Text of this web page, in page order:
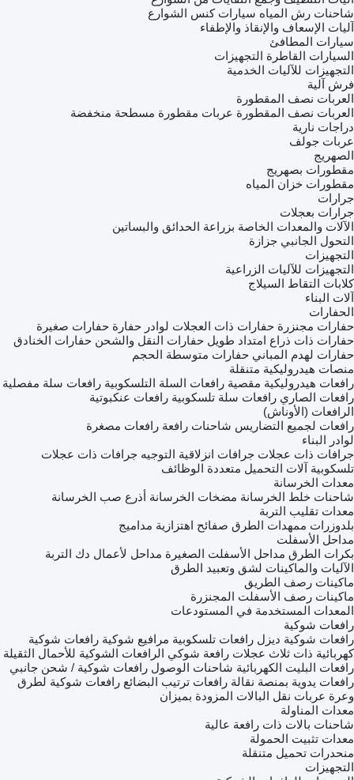
شاحنات رش المياه سيارات كنس الشوارع
آليات الإسعاف والإنقاذ والإطفاء
سيارات المطافئ
السيارات القاطرة التجهيزات
التجهيزات للآليات الخدمية
فرش آلية
العربات نصف المقطورة
العربات نصف المقطورة عربات مقطورة مسطحة منخفضة
دراجات نارية
عربات جولف
الصهريج
مقطورات بصهريج
مقطورات خزان المياه
جرارات
جرارات بعجلات
الآلات والمعدات الخاصة بزراعة الحدائق والبساتين
التحول الجانبي جزازة
التجهيزات
التجهيزات للآليات الزراعية
كلابات التقاط السيلاج
آلات البناء
الحفارات
حفارات مجنزرة حفارات ذات العجلات لوادر حفارة حفارات صغيرة
حفارات ذات ذراع امتداد طويل حفارات النقل والشحن حفارات الخنادق
حفارات لهدم المباني حفارات متوسطة الحجم
منصات هيدروليكية متنقلة
رافعات هيدروليكية مقصية رافعات السلة التلسكوبية رافعات سلة مفصلية
رافعات الصاري رافعات سلة تلسكوبية رافعات عنكبوتية
الرافعات (الأوناش)
رافعات لجميع التضاريس شاحنات رافعة رافعات مصغرة
لوادر البناء
جرافات ذات عجلات جرافات انزلاقية التوجيه جرافات ذات عجلات
تلسكوبية آلات التحميل متعددة الوظائف
معدات الخرسانة
شاحنات خلط الخرسانة مضخات الخرسانة أذرع صب الخرسانة
معدات تقليب التربة
بلدوزرات ممهدات الطرق صفائح اهتزازية مداميج
مداحل الأسفلت
بكرات الطرق مداحل الأسفلت الصغيرة مداحل لأعمال دك التربة
الآليات والماكينات لشق وتعبيد الطرق
ماكينات رصف الطريق
ماكينات رصف الأسفلت المجنزرة
المعدات المستخدمة في المستودعات
رافعات شوكية
رافعات شوكية ديزل رافعات تلسكوبية مرافيع شوكية رافعات شوكية
كهربائية ذات ثلاث عجلات رافعة شوكي الرافعات الشوكية للأحمال الثقيلة
رافعات البليت الكهربائية شاحنات الوصول رافعات شوكية / شحن جانبي
رافعات يدوية بمنصة نقالة رافعات ترتيب البضائع رافعات شوكية لطرق
وعرة عربات نقل البالات المزودة بميزان
معدات المناولة
شاحنات بالات ذات رافعة عالية
معدات تثبيت الحمولة
منحدرات تحميل متنقلة
التجهيزات